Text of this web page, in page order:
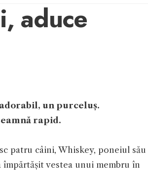
aduce
un purceluș.
rapid.
patru câini, Whiskey, poneiul său
vestea unui membru în